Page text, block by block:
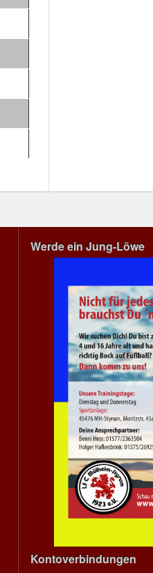
Werde ein Jung-Löwe
Kontoverbindungen